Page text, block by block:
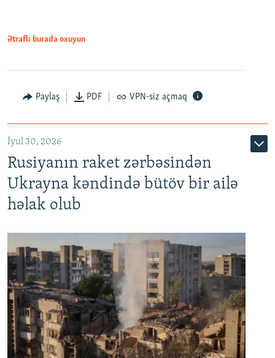
Ətraflı burada oxuyun
Paylaş PDF VPN-siz açmaq
İyul 30, 2026
Rusiyanın raket zərbəsindən
Ukrayna kəndində bütöv bir ailə
həlak olub